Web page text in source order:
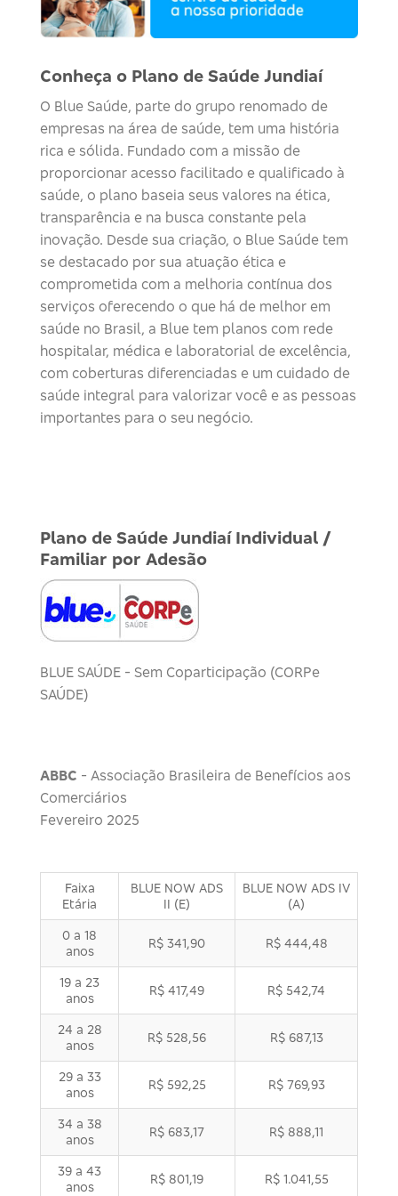
Conheça o Plano de Saúde Jundiaí
O Blue Saúde, parte do grupo renomado de
empresas na área de saúde, tem uma história
rica e sólida. Fundado com a missão de
proporcionar acesso facilitado e qualificado à
saúde, o plano baseia seus valores na ética,
transparência e na busca constante pela
inovação. Desde sua criação, o Blue Saúde tem
se destacado por sua atuação ética e
comprometida com a melhoria contínua dos
serviços oferecendo o que há de melhor em
saúde no Brasil, a Blue tem planos com rede
hospitalar, médica e laboratorial de excelência,
com coberturas diferenciadas e um cuidado de
saúde integral para valorizar você e as pessoas
importantes para o seu negócio.
Plano de Saúde Jundiaí Individual /
Familiar por Adesão
BLUE SAÚDE - Sem Coparticipação (CORPe
SAÚDE)
ABBC - Associação Brasileira de Benefícios aos
Comerciários
Fevereiro 2025
Faixa
Etária
BLUE NOW ADS
II (E)
BLUE NOW ADS IV
(A)
0 a 18
anos
R$ 341,90 R$ 444,48
19 a 23
anos
R$ 417,49 R$ 542,74
24 a 28
anos
R$ 528,56 R$ 687,13
29 a 33
anos
R$ 592,25 R$ 769,93
34 a 38
anos
R$ 683,17 R$ 888,11
39 a 43
anos
R$ 801,19 R$ 1.041,55